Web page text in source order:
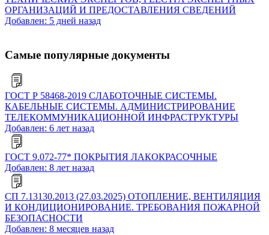
ОРГАНИЗАЦИЙ И ПРЕДОСТАВЛЕНИЯ СВЕДЕНИЙ
Добавлен: 5 дней назад
Самые популярные документы
ГОСТ Р 58468-2019 СЛАБОТОЧНЫЕ СИСТЕМЫ.
КАБЕЛЬНЫЕ СИСТЕМЫ. АДМИНИСТРИРОВАНИЕ
ТЕЛЕКОММУНИКАЦИОННОЙ ИНФРАСТРУКТУРЫ
Добавлен: 6 лет назад
ГОСТ 9.072-77* ПОКРЫТИЯ ЛАКОКРАСОЧНЫЕ
Добавлен: 8 лет назад
СП 7.13130.2013 (27.03.2025) ОТОПЛЕНИЕ, ВЕНТИЛЯЦИЯ
И КОНДИЦИОНИРОВАНИЕ. ТРЕБОВАНИЯ ПОЖАРНОЙ
БЕЗОПАСНОСТИ
Добавлен: 8 месяцев назад